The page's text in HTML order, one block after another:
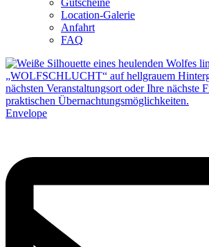
Gutscheine
Location-Galerie
Anfahrt
FAQ
Envelope